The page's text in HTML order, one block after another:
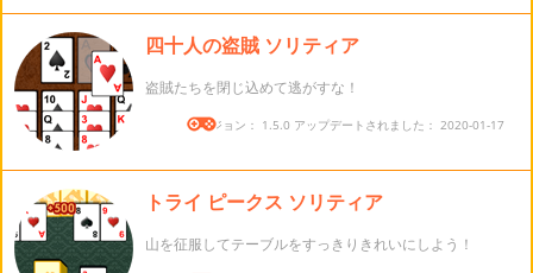
四十人の盗賊 ソリティア
盗賊たちを閉じ込めて逃がすな！
バージョン： 1.5.0 アップデートされました： 2020-01-17
トライ ピークス ソリティア
山を征服してテーブルをすっきりきれいにしよう！